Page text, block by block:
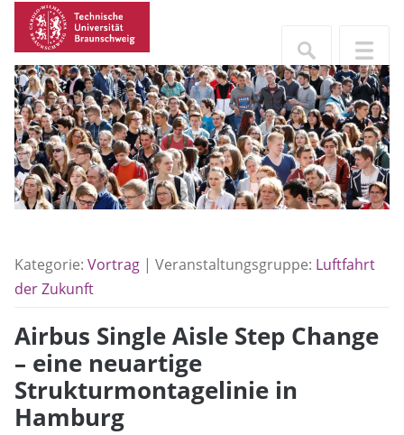
Kategorie: Vortrag | Veranstaltungsgruppe: Luftfahrt
der Zukunft
Airbus Single Aisle Step Change
– eine neuartige
Strukturmontagelinie in
Hamburg